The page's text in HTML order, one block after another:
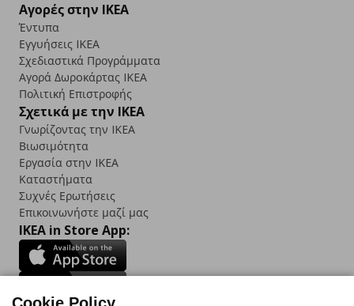
Αγορές στην IKEA
Έντυπα
Εγγυήσεις IKEA
Σχεδιαστικά Προγράμματα
Αγορά Δωρoκάρτας IKEA
Πολιτική Επιστροφής
Σχετικά με την IKEA
Γνωρίζοντας την IKEA
Βιωσιμότητα
Εργασία στην IKEA
Καταστήματα
Συχνές Ερωτήσεις
Επικοινωνήστε μαζί μας
IKEA in Store App: